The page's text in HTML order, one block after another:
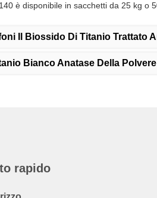
è disponibile in sacchetti da 25 kg o
Il Biossido Di Titanio Trattato
Bianco Anatase Della
rapido